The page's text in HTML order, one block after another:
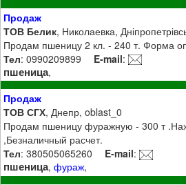
Продаж
ТОВ Белик, Николаевка,
Продам пшеницу 2 кл. - 240 т. Форма
Тел: 0990209899 E-mail:
пшеница,
Продаж
ТОВ СГХ, Днепр, oblast_0
Продам пшеницу фуражную - 300 т
,Безналичный расчет.
Тел: 380505065260 E-mail:
пшеница,фураж,